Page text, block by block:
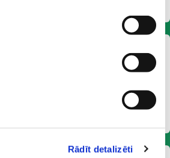
Rādīt detalizēti